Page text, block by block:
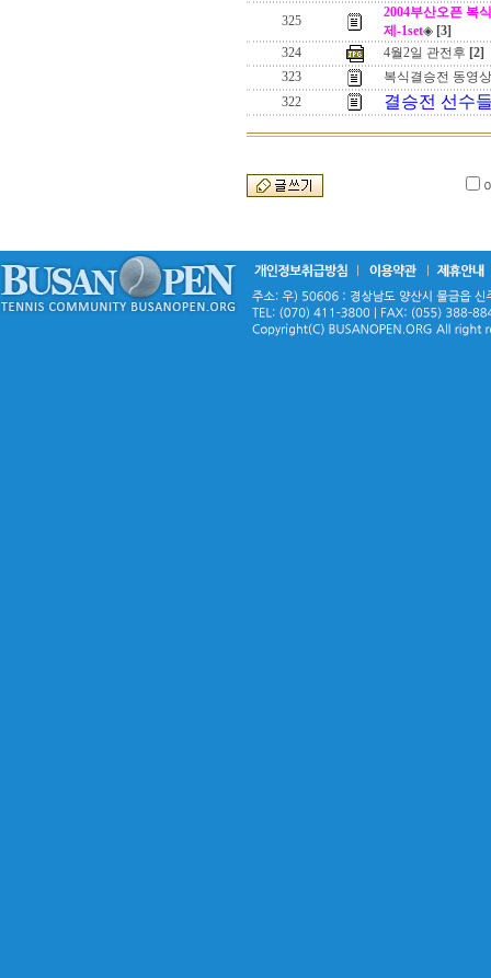
325
2004부산오픈 복
제-1set◈ [3]
324
4월2일 관전후 [2]
323
복식결승전 동영
322
결승전 선수